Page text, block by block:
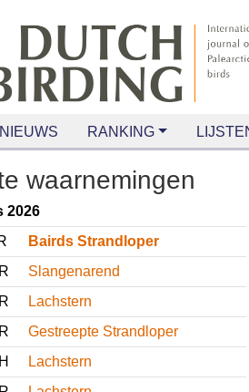
NIEUWS RANKING LIJSTEN
waarnemingen
2026
Bairds Strandloper
Slangenarend
Lachstern
Gestreepte Strandloper
Lachstern